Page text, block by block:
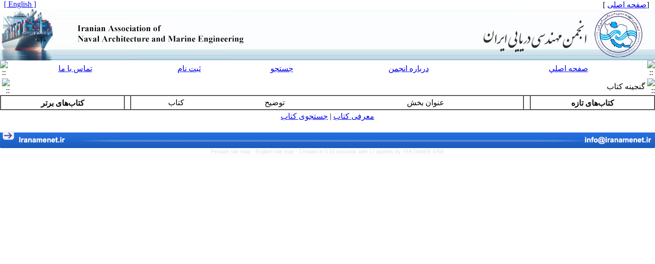
[صفحه اصلی ]
[ English ]
صفحه اصلي درباره انجمن جستجو ثبت نام تماس با ما
گنجینه کتاب
کتاب‌هاى تازه
عنوان بخش توضیح کتاب
کتاب‌هاى برتر
معرفی كتاب | جستجوی كتاب‌
Persian site map - English site map - Created in 0.15 seconds with 17 queries by YEKTAWEB 4766